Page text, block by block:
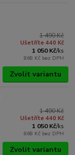
1 490 Kč
Ušetříte 440 Kč
1 050 Kč/ks
868 Kč bez DPH
Zvolit variantu
1 490 Kč
Ušetříte 440 Kč
1 050 Kč/ks
868 Kč bez DPH
Zvolit variantu